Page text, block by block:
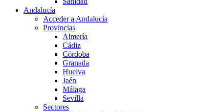
Andalucía
Acceder a Andalucía
Provincias
Almería
Cádiz
Córdoba
Granada
Huelva
Jaén
Málaga
Sevilla
Sectores